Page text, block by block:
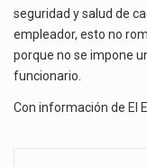
seguridad y salud de
empleador, esto no
porque no se impone
funcionario.
Con información de El